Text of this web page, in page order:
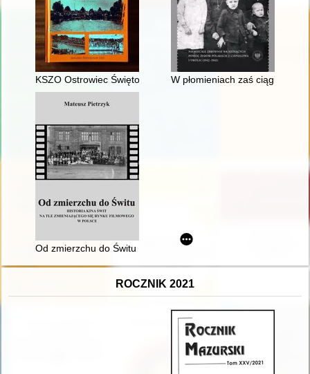
KSZO Ostrowiec Świętokrzyski : pływanie i piłka wodna :
W płomieniach zaś ciągle
Od zmierzchu do Świtu : historia kina Świt na tle
ROCZNIK 2021